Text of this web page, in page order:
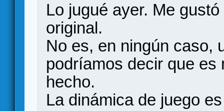
Lo jugué ayer. Me
original.
No es, en ningún caso,
podríamos decir que es
hecho.
La dinámica de juego